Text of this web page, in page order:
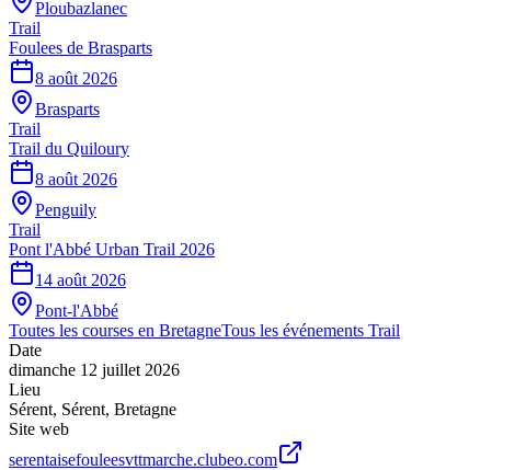
Ploubazlanec
Trail
Foulees de Brasparts
8 août 2026
Brasparts
Trail
Trail du Quiloury
8 août 2026
Penguily
Trail
Pont l'Abbé Urban Trail 2026
14 août 2026
Pont-l'Abbé
Toutes les courses en BretagneTous les événements Trail
Date
dimanche 12 juillet 2026
Lieu
Sérent, Sérent, Bretagne
Site web
serentaisefouleesvttmarche.clubeo.com